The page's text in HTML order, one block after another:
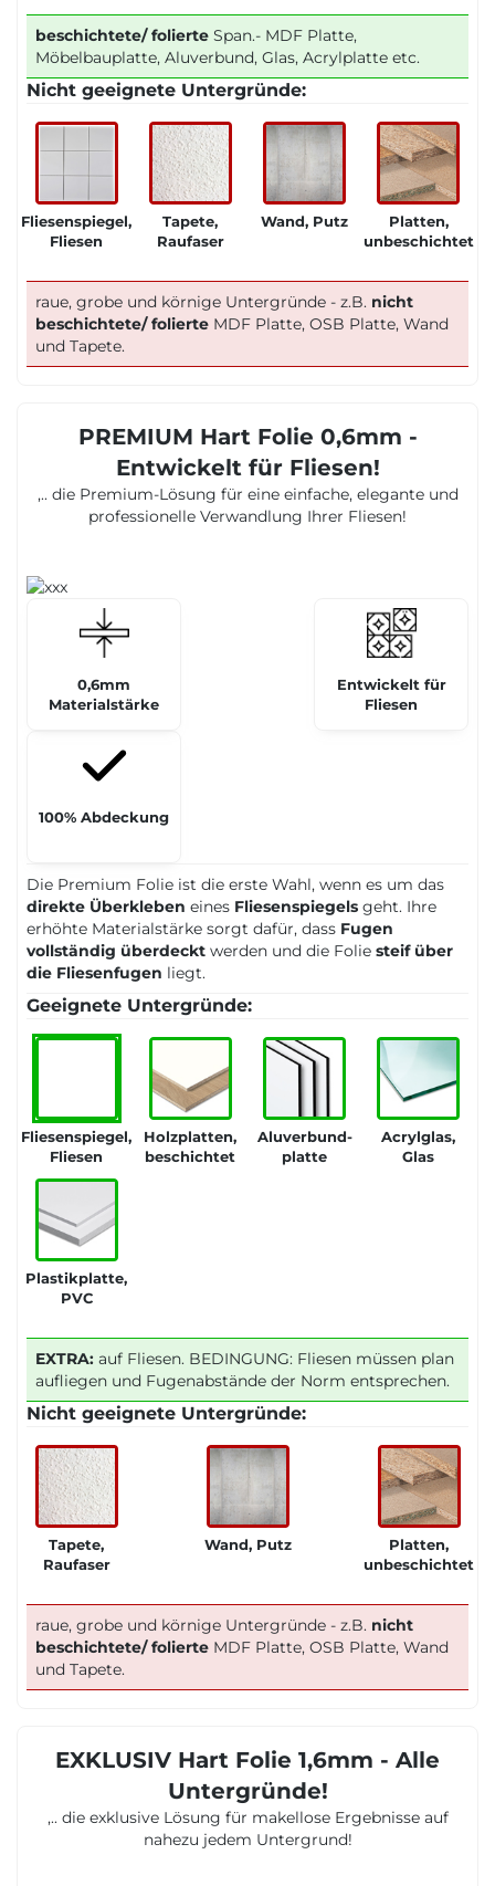
beschichtete/ folierte Span.- MDF Platte,
Möbelbauplatte, Aluverbund, Glas, Acrylplatte etc.
Nicht geeignete Untergründe:
Fliesenspiegel,
Fliesen
Tapete,
Raufaser
Wand, Putz
Platten,
unbeschichtet
raue, grobe und körnige Untergründe - z.B. nicht
beschichtete/ folierte MDF Platte, OSB Platte, Wand
und Tapete.
PREMIUM Hart Folie 0,6mm -
Entwickelt für Fliesen!
,.. die Premium-Lösung für eine einfache, elegante und
professionelle Verwandlung Ihrer Fliesen!
0,6mm
Materialstärke
Entwickelt für
Fliesen
100% Abdeckung
Die Premium Folie ist die erste Wahl, wenn es um das
direkte Überkleben eines Fliesenspiegels geht. Ihre
erhöhte Materialstärke sorgt dafür, dass Fugen
vollständig überdeckt werden und die Folie steif über
die Fliesenfugen liegt.
Geeignete Untergründe:
Fliesenspiegel,
Fliesen
Holzplatten,
beschichtet
Aluverbund-
platte
Acrylglas,
Glas
Plastikplatte,
PVC
EXTRA: auf Fliesen. BEDINGUNG: Fliesen müssen plan
aufliegen und Fugenabstände der Norm entsprechen.
Nicht geeignete Untergründe:
Tapete,
Raufaser
Wand, Putz
Platten,
unbeschichtet
raue, grobe und körnige Untergründe - z.B. nicht
beschichtete/ folierte MDF Platte, OSB Platte, Wand
und Tapete.
EXKLUSIV Hart Folie 1,6mm - Alle
Untergründe!
,.. die exklusive Lösung für makellose Ergebnisse auf
nahezu jedem Untergrund!